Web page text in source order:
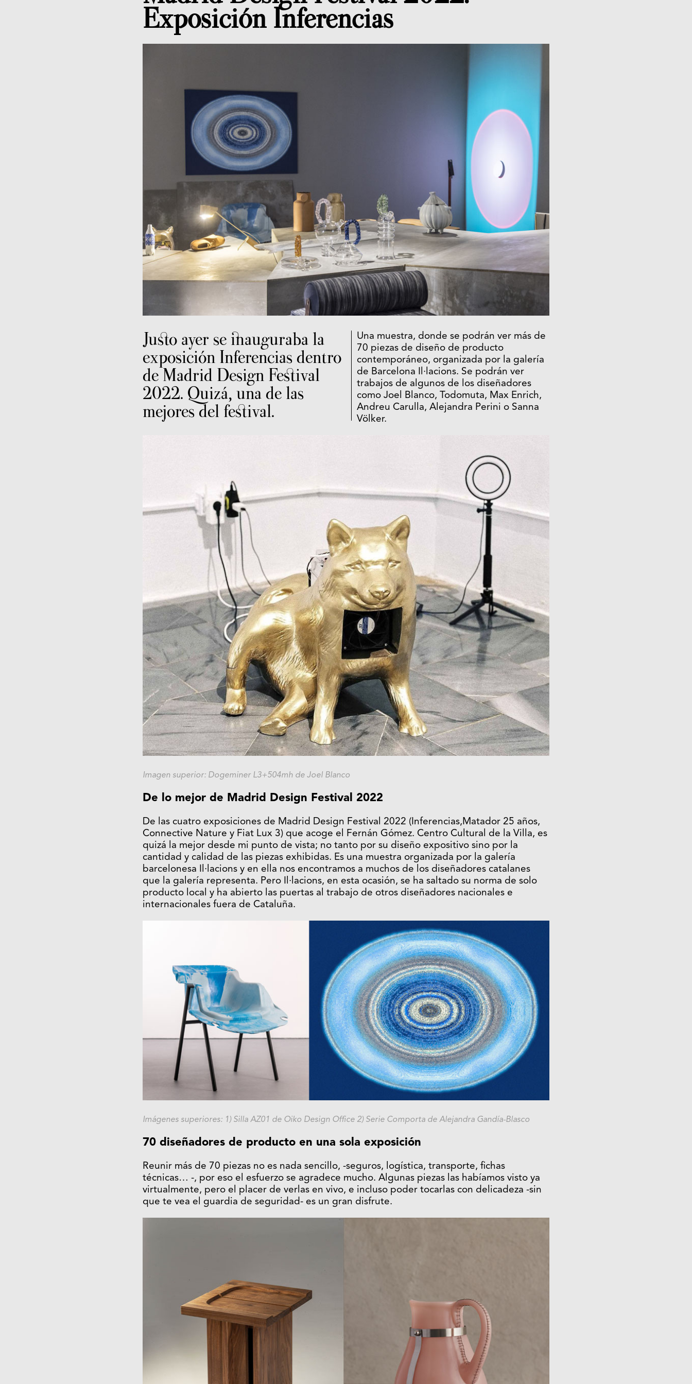
Exposición Inferencias
Justo ayer se inauguraba la
exposición Inferencias dentro
de Madrid Design Festival
2022. Quizá, una de las
mejores del festival.
Una muestra, donde se podrán ver más de
70 piezas de diseño de producto
contemporáneo, organizada por la galería
de Barcelona Il·lacions. Se podrán ver
trabajos de algunos de los diseñadores
como Joel Blanco, Todomuta, Max Enrich,
Andreu Carulla, Alejandra Perini o Sanna
Völker.
Imagen superior: Dogeminer L3+504mh de Joel Blanco
De lo mejor de Madrid Design Festival 2022
De las cuatro exposiciones de Madrid Design Festival 2022 (Inferencias,Matador 25 años,
Connective Nature y Fiat Lux 3) que acoge el Fernán Gómez. Centro Cultural de la Villa, es
quizá la mejor desde mi punto de vista; no tanto por su diseño expositivo sino por la
cantidad y calidad de las piezas exhibidas. Es una muestra organizada por la galería
barcelonesa Il·lacions y en ella nos encontramos a muchos de los diseñadores catalanes
que la galería representa. Pero Il·lacions, en esta ocasión, se ha saltado su norma de solo
producto local y ha abierto las puertas al trabajo de otros diseñadores nacionales e
internacionales fuera de Cataluña.
Imágenes superiores: 1) Silla AZ01 de Oiko Design Office 2) Serie Comporta de Alejandra Gandía-Blasco
70 diseñadores de producto en una sola exposición
Reunir más de 70 piezas no es nada sencillo, -seguros, logística, transporte, fichas
técnicas… -, por eso el esfuerzo se agradece mucho. Algunas piezas las habíamos visto ya
virtualmente, pero el placer de verlas en vivo, e incluso poder tocarlas con delicadeza -sin
que te vea el guardia de seguridad- es un gran disfrute.